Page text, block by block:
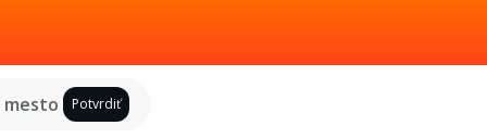
Potvrdiť